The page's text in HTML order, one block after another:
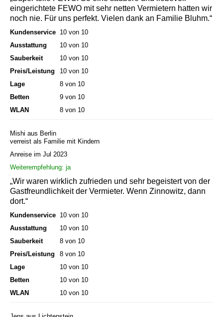
eingerichtete FEWO mit sehr netten Vermietern hatten wir
noch nie. Für uns perfekt. Vielen dank an Familie Bluhm.“
Kundenservice 10 von 10
Ausstattung
10 von 10
Sauberkeit
10 von 10
Preis/Leistung
10 von 10
Lage
8 von 10
Betten
9 von 10
WLAN
8 von 10
Mishi aus Berlin
verreist als Familie mit Kindern
Anreise im Jul 2023
Weiterempfehlung: ja
„Wir waren wirklich zufrieden und sehr begeistert von der
Gastfreundlichkeit der Vermieter. Wenn Zinnowitz, dann
dort.“
Kundenservice 10 von 10
Ausstattung
10 von 10
Sauberkeit
8 von 10
Preis/Leistung
8 von 10
Lage
10 von 10
Betten
10 von 10
WLAN
10 von 10